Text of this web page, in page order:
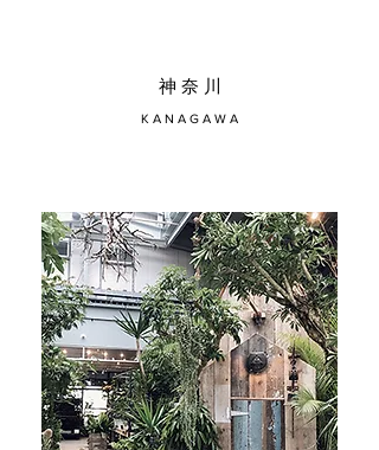
​神 奈 川
K A N A G A W A